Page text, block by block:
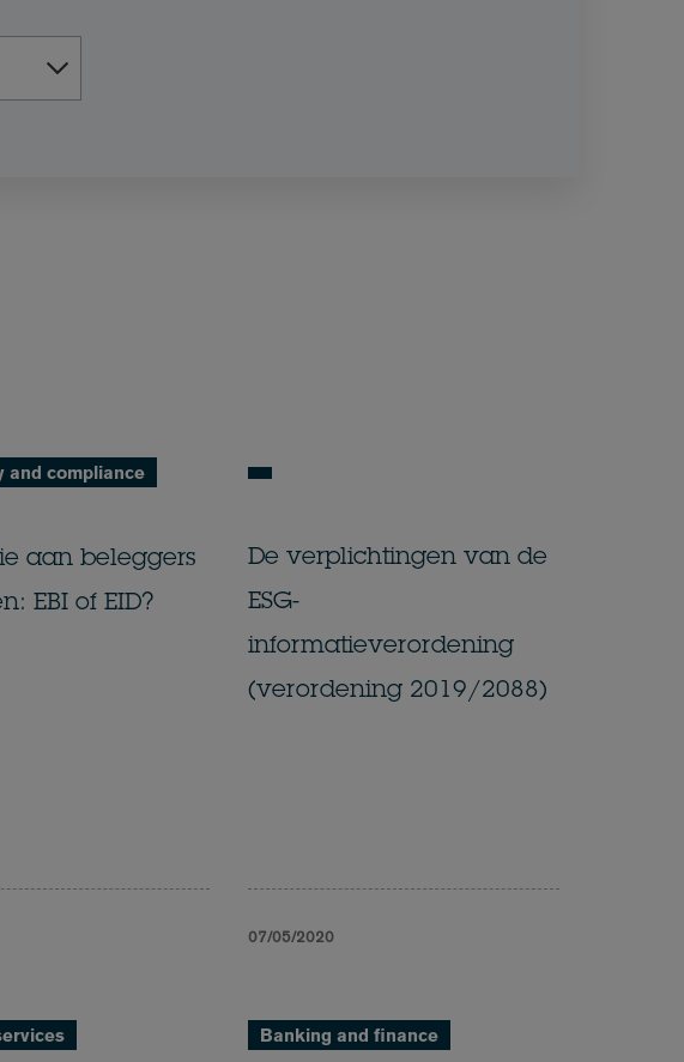
and compliance
aan beleggers
EBI of EID?
De verplichtingen van de
ESG-
informatieverordening
(verordening 2019/2088)
07/05/2020
Banking and finance